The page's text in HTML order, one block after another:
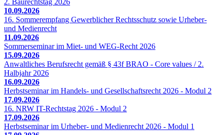
2. Baurechtstag 2026
10.09.2026
16. Sommerempfang Gewerblicher Rechtsschutz sowie Urheber-
und Medienrecht
11.09.2026
Sommerseminar im Miet- und WEG-Recht 2026
15.09.2026
Anwaltliches Berufsrecht gemäß § 43f BRAO - Core values / 2.
Halbjahr 2026
16.09.2026
Herbstseminar im Handels- und Gesellschaftsrecht 2026 - Modul 2
17.09.2026
16. NRW IT-Rechtstag 2026 - Modul 2
17.09.2026
Herbstseminar im Urheber- und Medienrecht 2026 - Modul 1